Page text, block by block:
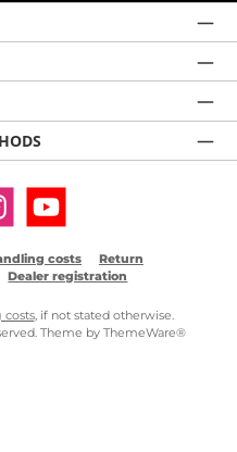
YouTube
costs
Return
Dealer registration
costs, if not stated otherwise.
Theme by ThemeWare®